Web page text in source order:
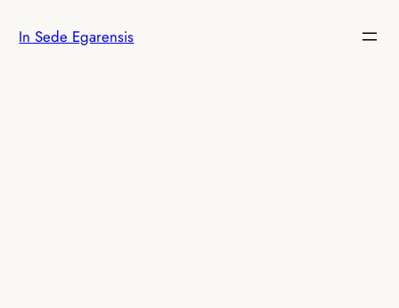
In Sede Egarensis